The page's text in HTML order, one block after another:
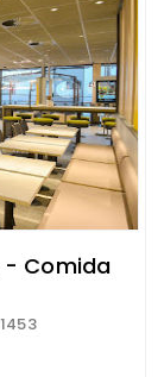
- Comida